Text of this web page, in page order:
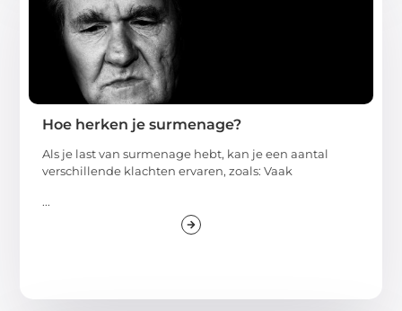
Hoe herken je surmenage?
Als je last van surmenage hebt, kan je een aantal
verschillende klachten ervaren, zoals: Vaak
...